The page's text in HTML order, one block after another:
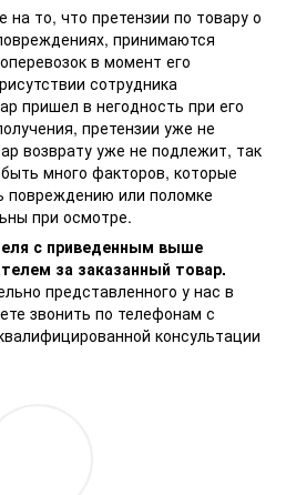
то, что претензии по товару о
принимаются
в момент его
сотрудника
пришел в негодность при его
претензии уже не
возврату уже не подлежит, так
много факторов, которые
повреждению или поломке
при осмотре.
с приведенным выше
за заказанный товар.
представленного у нас в
звонить по телефонам с
консультации